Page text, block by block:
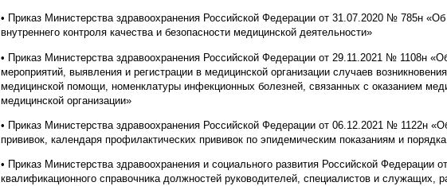
• Приказ Министерства здравоохранения Российской Федерации от 31.07.2020 № 785н
внутреннего контроля качества и безопасности медицинской деятельности»
• Приказ Министерства здравоохранения Российской Федерации от 29.11.2021 № 1108н
мероприятий, выявления и регистрации в медицинской организации случаев
медицинской помощи, номенклатуры инфекционных болезней, связанных с оказанием
медицинской организации»
• Приказ Министерства здравоохранения Российской Федерации от 06.12.2021 № 1122н
прививок, календаря профилактических прививок по эпидемическим показаниям и
• Приказ Министерства здравоохранения и социального развития Российской
квалификационного справочника должностей руководителей, специалистов и служащих,